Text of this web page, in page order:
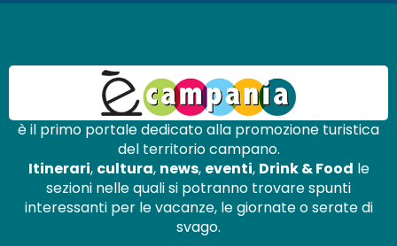
è il primo portale dedicato alla promozione turistica
del territorio campano.
Itinerari, cultura, news, eventi, Drink & Food le
sezioni nelle quali si potranno trovare spunti
interessanti per le vacanze, le giornate o serate di
svago.